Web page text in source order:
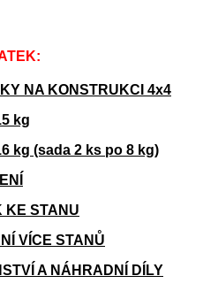
NA KONSTRUKCI 4x4
kg
kg (sada 2 ks po 8 kg)
KE STANU
VÍCE STANŮ
A NÁHRADNÍ DÍLY